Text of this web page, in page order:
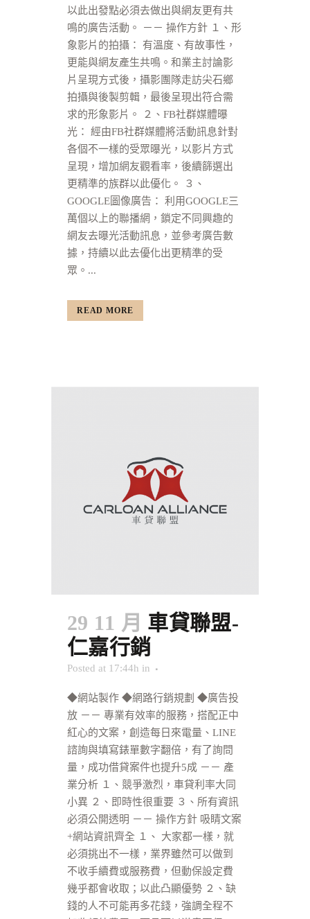
以此出發點必須去做出與網友更有共
鳴的廣告活動。 －－ 操作方針 １、形
象影片的拍攝： 有溫度、有故事性，
更能與網友產生共鳴。和業主討論影
片呈現方式後，攝影團隊走訪尖石鄉
拍攝與後製剪輯，最後呈現出符合需
求的形象影片。 ２、FB社群媒體曝
光： 經由FB社群媒體將活動訊息針對
各個不一樣的受眾曝光，以影片方式
呈現，增加網友觀看率，後續篩選出
更精準的族群以此優化。 ３、
GOOGLE圖像廣告： 利用GOOGLE三
萬個以上的聯播網，鎖定不同興趣的
網友去曝光活動訊息，並參考廣告數
據，持續以此去優化出更精準的受
眾。...
READ MORE
29 11 月 車貸聯盟-
仁嘉行銷
Posted at 17:44h in
◆網站製作 ◆網路行銷規劃 ◆廣告投
放 －－ 專業有效率的服務，搭配正中
紅心的文案，創造每日來電量、LINE
諮詢與填寫錶單數字翻倍，有了詢問
量，成功借貸案件也提升5成 －－ 產
業分析 １、競爭激烈，車貸利率大同
小異 ２、即時性很重要 ３、所有資訊
必須公開透明 －－ 操作方針 吸睛文案
+網站資訊齊全 １、 大家都一樣，就
必須挑出不一樣，業界雖然可以做到
不收手續費或服務費，但動保設定費
幾乎都會收取；以此凸顯優勢 ２、缺
錢的人不可能再多花錢，強調全程不